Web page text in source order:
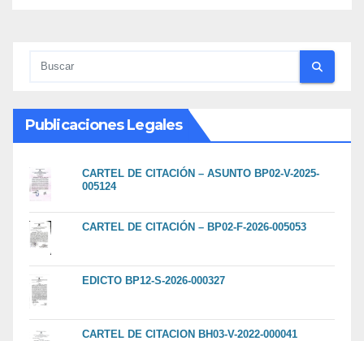
Publicaciones Legales
CARTEL DE CITACIÓN – ASUNTO BP02-V-2025-
005124
CARTEL DE CITACIÓN – BP02-F-2026-005053
EDICTO BP12-S-2026-000327
CARTEL DE CITACION BH03-V-2022-000041